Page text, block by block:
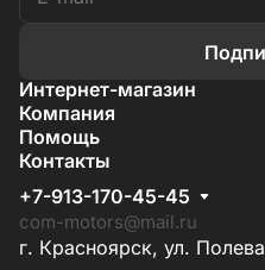
Интернет-магазин
Акции
Бренды
Компания
О компании
Документы
Условия поставки
Отзывы
Помощь
Условия доставки
Способы оплаты
Гарантия на товар
Контакты
+7-913-170-45-45
com-motors@mail.ru
г. Красноярск, ул.